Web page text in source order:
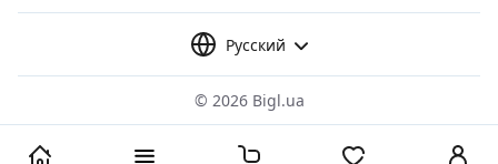
Русский
© 2026 Bigl.ua